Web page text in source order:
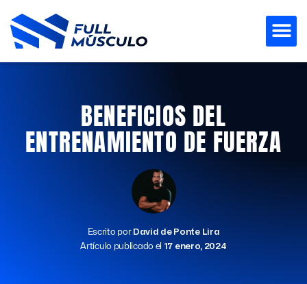
contenido
BENEFICIOS DEL
ENTRENAMIENTO DE FUERZA
Escrito porDavid de Ponte Lira
Artículo publicado el 17 enero, 2024